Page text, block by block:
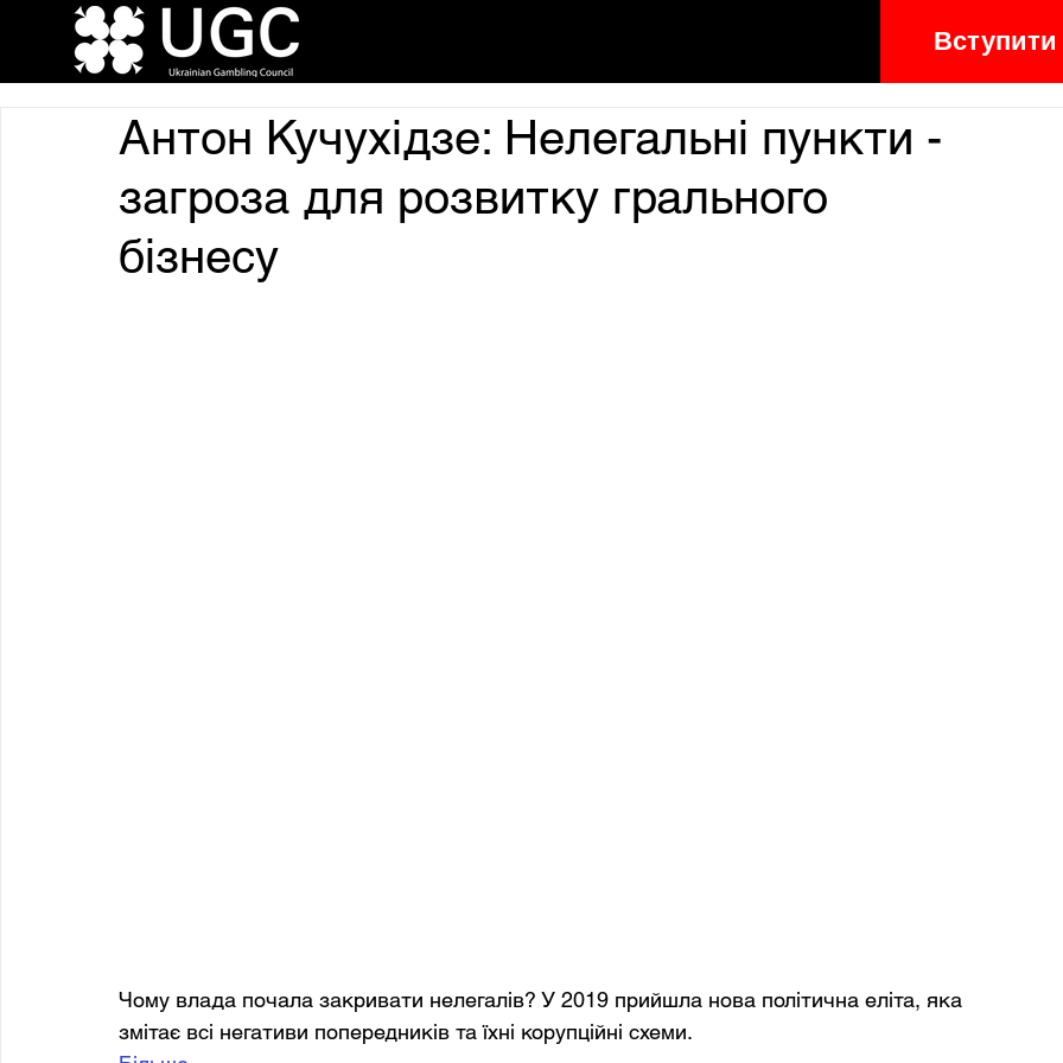
Вступити
Антон Кучухідзе: Нелегальні пункти -
загроза для розвитку грального
бізнесу
Чому влада почала закривати нелегалів? У 2019 прийшла нова політична еліта, яка
змітає всі негативи попередників та їхні корупційні схеми.